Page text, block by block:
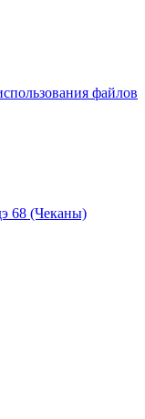
файлов
68 (Чеканы)